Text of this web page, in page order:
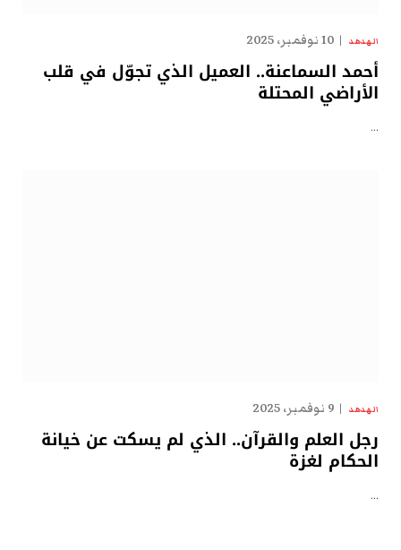
الهدهد 10 نوفمبر، 2025
أحمد السماعنة.. العميل الذي تجوّل في قلب
الأراضي المحتلة
…
الهدهد 9 نوفمبر، 2025
رجل العلم والقرآن.. الذي لم يسكت عن خيانة
الحكام لغزة
…